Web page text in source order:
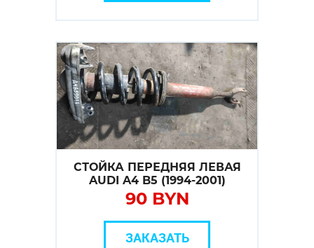
СТОЙКА ПЕРЕДНЯЯ ЛЕВАЯ
AUDI A4 B5 (1994-2001)
90 BYN
ЗАКАЗАТЬ